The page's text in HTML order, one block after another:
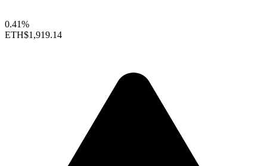
0.41%
ETH$1,919.14